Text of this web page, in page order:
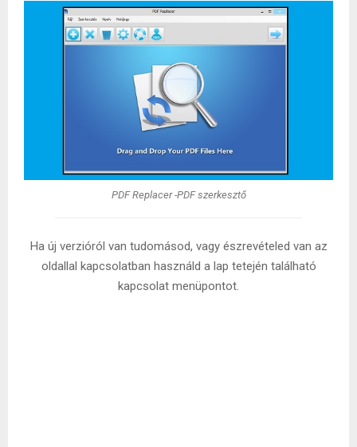
PDF Replacer -PDF szerkesztő
Ha új verzióról van tudomásod, vagy észrevételed van az
oldallal kapcsolatban használd a lap tetején található
kapcsolat menüpontot.